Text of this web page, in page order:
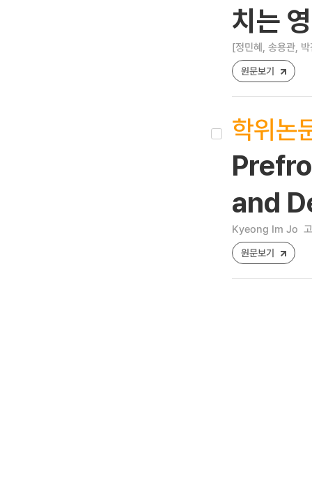
치는
[정민혜, 송용관,
원문보기
학위논
and
Kyeong Im Jo
원문보기